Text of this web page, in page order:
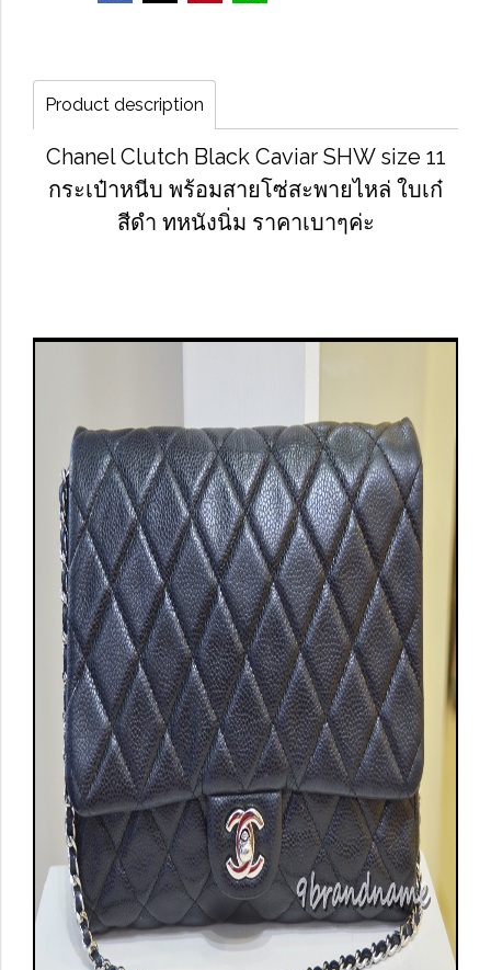
Product description
Chanel Clutch Black Caviar SHW size 11
กระเป๋าหนีบ พร้อมสายโซ่สะพายไหล่ ใบเก๋
สีดำ ทหนังนิ่ม ราคาเบาๆค่ะ